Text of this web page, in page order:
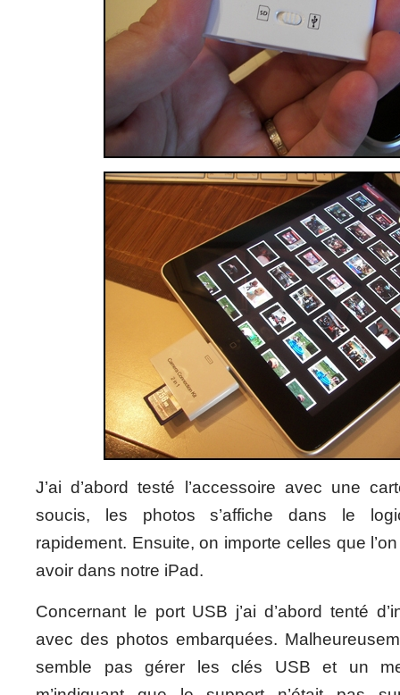
J’ai d’abord testé l’accessoire avec une
soucis, les photos s’affiche dans le
rapidement. Ensuite, on importe celles que
avoir dans notre iPad.
Concernant le port USB j’ai d’abord tenté
avec des photos embarquées.
semble pas gérer les clés USB et un